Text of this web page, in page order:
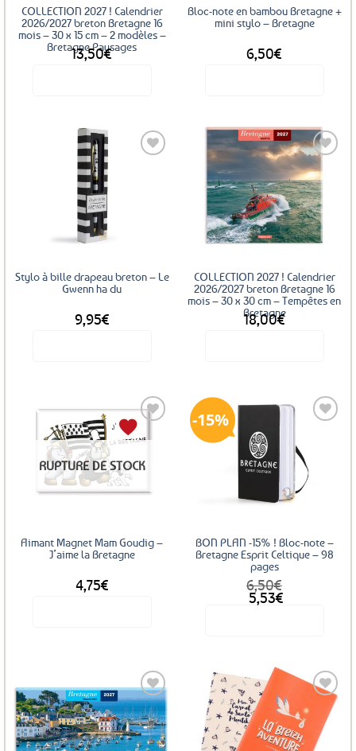
COLLECTION 2027 ! Calendrier
2026/2027 breton Bretagne 16
mois – 30 x 15 cm – 2 modèles –
Bretagne Paysages
13,50€
Bloc-note en bambou Bretagne +
mini stylo – Bretagne
6,50€
Stylo à bille drapeau breton – Le
Gwenn ha du
9,95€
COLLECTION 2027 ! Calendrier
2026/2027 breton Bretagne 16
mois – 30 x 30 cm – Tempêtes en
Bretagne
18,00€
aux
RUPTURE DE STOCK
Aimant Magnet Mam Goudig –
J’aime la Bretagne
4,75€
15%
favoris
BON PLAN -15% ! Bloc-note –
Bretagne Esprit Celtique – 98
pages
6,50€
Le
prix
5,53€
Le
prix
Ajouter
aux